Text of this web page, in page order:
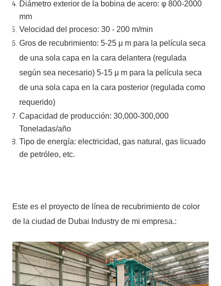
Diámetro exterior de la bobina de acero: φ 800-2000
mm
Velocidad del proceso: 30 - 200 m/min
Gros de recubrimiento: 5-25 μ m para la película seca
de una sola capa en la cara delantera (regulada
según sea necesario) 5-15 μ m para la película seca
de una sola capa en la cara posterior (regulada como
requerido)
Capacidad de producción: 30,000-300,000
Toneladas/año
Tipo de energía: electricidad, gas natural, gas licuado
de petróleo, etc.
Este es el proyecto de línea de recubrimiento de color
de la ciudad de Dubai Industry de mi empresa.: